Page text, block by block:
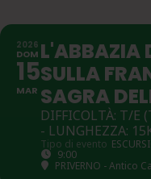
GIFT CARD
CALENDARIO
CHI SIAMO
ATTIVITÀ
2026
DOM
15
MAR
L'ABBAZIA
SULLA
SAGRA
DIFFICOLTÀ: T/E
- LUNGHEZZA:
Tipo di evento
9:00
PRIVERNO - Antico